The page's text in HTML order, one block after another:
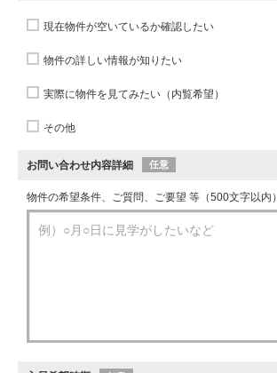
現在物件が空いているか確認したい
物件の詳しい情報が知りたい
実際に物件を見てみたい（内覧希望）
その他
お問い合わせ内容詳細 任意
物件の希望条件、ご質問、ご要望 等（500文字以内）